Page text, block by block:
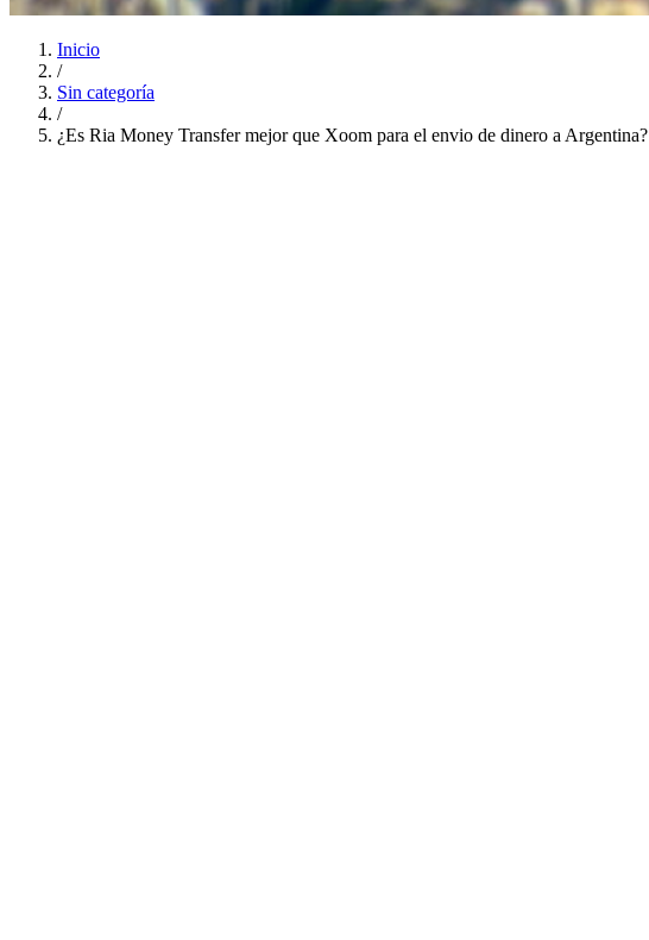
Inicio
/
Sin categoría
/
¿Es Ria Money Transfer mejor que Xoom para el envio de dinero a Argentina?